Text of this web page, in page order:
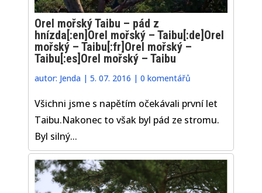
Orel mořský Taibu – pád z
hnízda[:en]Orel mořský – Taibu[:de]Orel
mořský – Taibu[:fr]Orel mořský –
Taibu[:es]Orel mořský – Taibu
autor: Jenda |5. 07. 2016 |0 komentářů
Všichni jsme s napětím očekávali první let
Taibu.Nakonec to však byl pád ze stromu.
Byl silný...